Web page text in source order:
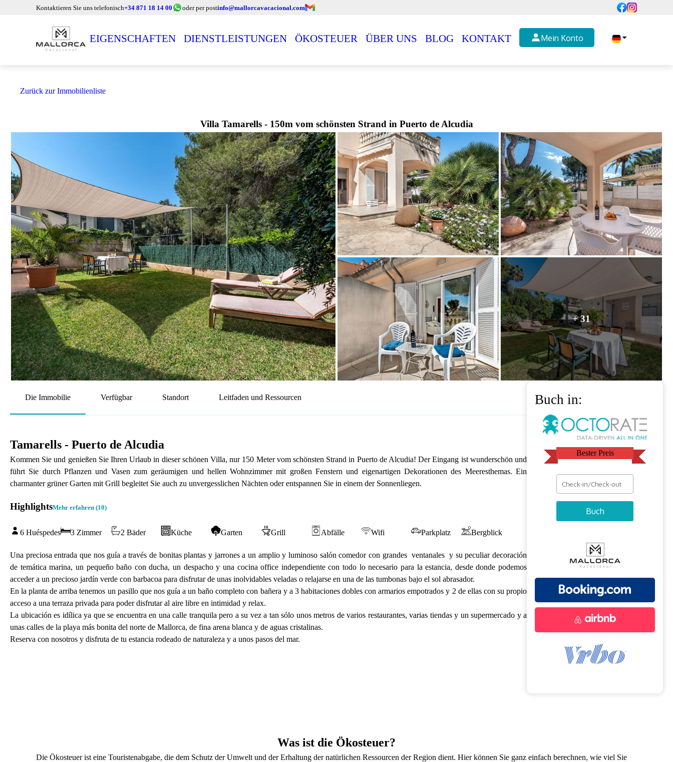
Kontaktieren Sie uns telefonisch+34 871 18 14 00 oder per postinfo@mallorcavacacional.com
EIGENSCHAFTEN DIENSTLEISTUNGEN ÖKOSTEUER ÜBER UNS BLOG KONTAKT Mein Konto
Zurück zur Immobilienliste
Villa Tamarells - 150m vom schönsten Strand in Puerto de Alcudia
+ 31
Die Immobilie Verfügbar Standort Leitfaden und Ressourcen
Tamarells - Puerto de Alcudia
Kommen Sie und genießen Sie Ihren Urlaub in dieser schönen Villa, nur 150 Meter vom schönsten Strand in Puerto de Alcudia! Der Eingang ist wunderschön und
führt Sie durch Pflanzen und Vasen zum geräumigen und hellen Wohnzimmer mit großen Fenstern und eigenartigen Dekorationen des Meeresthemas. Ein
charmanter grüner Garten mit Grill begleitet Sie auch zu unvergesslichen Nächten oder entspannen Sie in einem der Sonnenliegen.
HighlightsMehr erfahren (10)
6 Huéspedes 3 Zimmer 2 Bäder Küche Garten Grill Abfälle Wifi Parkplatz Bergblick
Una preciosa entrada que nos guía a través de bonitas plantas y jarrones a un amplio y luminoso salón comedor con grandes ventanales y su peculiar decoración
de temática marina, un pequeño baño con ducha, un despacho y una cocina office independiente con todo lo necesario para la estancia, desde donde podemos
acceder a un precioso jardín verde con barbacoa para disfrutar de unas inolvidables veladas o relajarse en una de las tumbonas bajo el sol abrasador.
En la planta de arriba tenemos un pasillo que nos guía a un baño completo con bañera y a 3 habitaciones dobles con armarios empotrados y 2 de ellas con su propio
acceso a una terraza privada para poder disfrutar al aire libre en intimidad y relax.
La ubicación es idílica ya que se encuentra en una calle tranquila pero a su vez a tan sólo unos metros de varios restaurantes, varias tiendas y un supermercado y a
unas calles de la playa más bonita del norte de Mallorca, de fina arena blanca y de aguas cristalinas.
Reserva con nosotros y disfruta de tu estancia rodeado de naturaleza y a unos pasos del mar.
Buch in:
Bester Preis
Buch
Was ist die Ökosteuer?
Die Ökosteuer ist eine Touristenabgabe, die dem Schutz der Umwelt und der Erhaltung der natürlichen Ressourcen der Region dient. Hier können Sie ganz einfach berechnen, wie viel Sie